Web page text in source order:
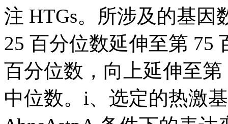
注 HTGs。所涉及的基因
25 百分位数延伸至第 75
百分位数，向上延伸至
中位数。i、选定的热激